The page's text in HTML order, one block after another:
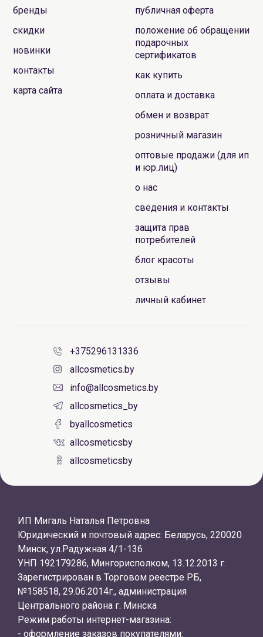
бренды
скидки
новинки
контакты
карта сайта
публичная оферта
положение об обращении
подарочных
сертификатов
как купить
оплата и доставка
обмен и возврат
розничный магазин
оптовые продажи (для ип
и юр.лиц)
о нас
сведения и контакты
защита прав
потребителей
блог красоты
отзывы
личный кабинет
+375296131336
allcosmetics.by
info@allcosmetics.by
allcosmetics_by
byallcosmetics
allcosmeticsby
allcosmeticsby
ИП Мигаль Наталья Петровна
Юридический и почтовый адрес: Беларусь, 220020
Минск, ул.Радужная 4/1-136
УНП 192179286, Мингорисполком, 13.12.2013 г.
Зарегистрирован в Торговом реестре РБ,
№158518, 29.06.2014г., администрация
Центрального района г. Минска
Режим работы интернет-магазина:
- оформление заказов покупателями: